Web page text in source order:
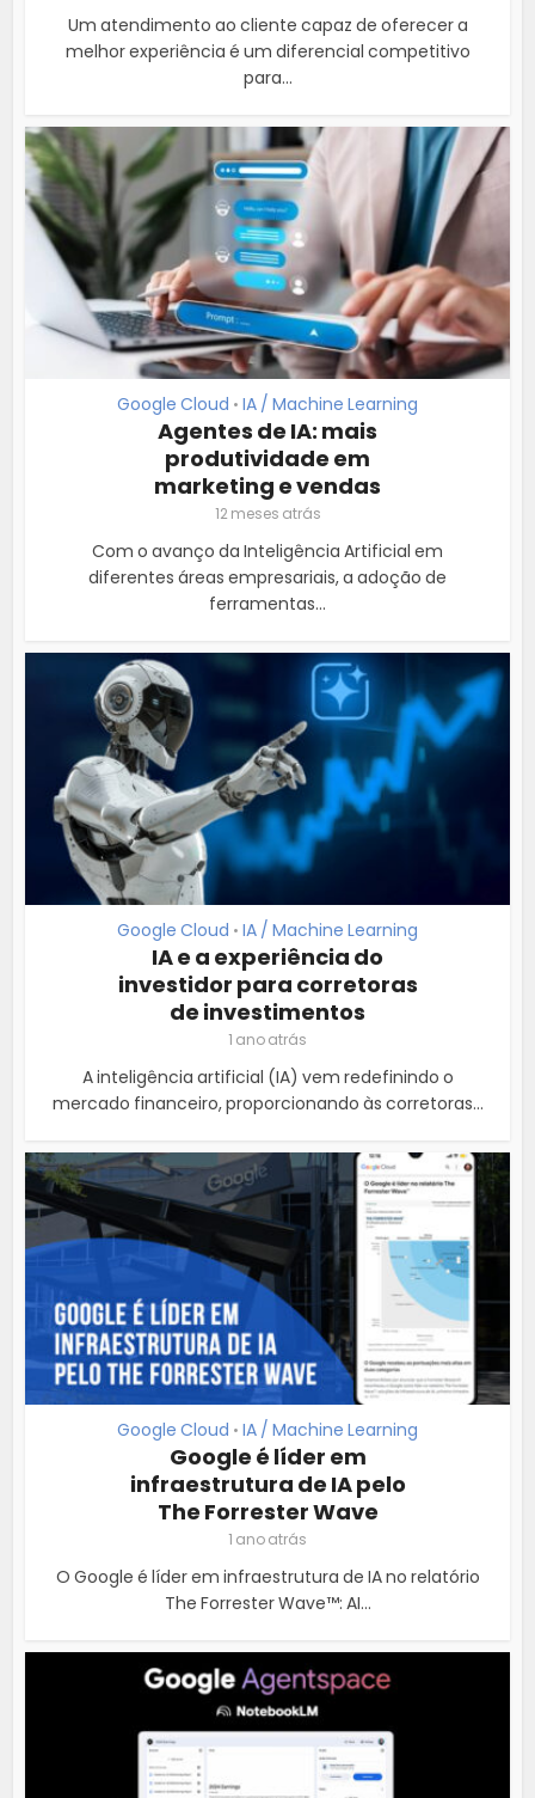
Um atendimento ao cliente capaz de oferecer a
melhor experiência é um diferencial competitivo
para...
Google Cloud • IA / Machine Learning
Agentes de IA: mais
produtividade em
marketing e vendas
12 meses atrás
Com o avanço da Inteligência Artificial em
diferentes áreas empresariais, a adoção de
ferramentas...
Google Cloud • IA / Machine Learning
IA e a experiência do
investidor para corretoras
de investimentos
1 ano atrás
A inteligência artificial (IA) vem redefinindo o
mercado financeiro, proporcionando às corretoras...
Google Cloud • IA / Machine Learning
Google é líder em
infraestrutura de IA pelo
The Forrester Wave
1 ano atrás
O Google é líder em infraestrutura de IA no relatório
The Forrester Wave™: AI...